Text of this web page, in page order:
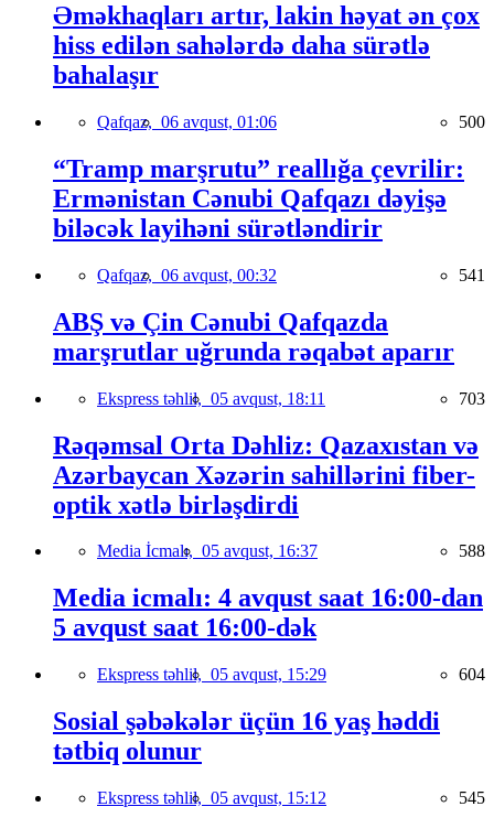
Əməkhaqları artır, lakin həyat ən çox
hiss edilən sahələrdə daha sürətlə
bahalaşır
Qafqaz, 06 avqust, 01:06 500
“Tramp marşrutu” reallığa çevrilir:
Ermənistan Cənubi Qafqazı dəyişə
biləcək layihəni sürətləndirir
Qafqaz, 06 avqust, 00:32 541
ABŞ və Çin Cənubi Qafqazda
marşrutlar uğrunda rəqabət aparır
Ekspress təhlil, 05 avqust, 18:11 703
Rəqəmsal Orta Dəhliz: Qazaxıstan və
Azərbaycan Xəzərin sahillərini fiber-
optik xətlə birləşdirdi
Media İcmalı, 05 avqust, 16:37 588
Media icmalı: 4 avqust saat 16:00-dan
5 avqust saat 16:00-dək
Ekspress təhlil, 05 avqust, 15:29 604
Sosial şəbəkələr üçün 16 yaş həddi
tətbiq olunur
Ekspress təhlil, 05 avqust, 15:12 545